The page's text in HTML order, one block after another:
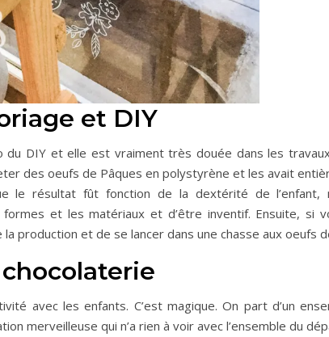
et DIY
du DIY et elle est vraiment très douée dans les
des oeufs de Pâques en polystyrène et les avait
le résultat fût fonction de la dextérité de l’enfant,
et les matériaux et d’être inventif. Ensuite, si
la production et de se lancer dans une chasse aux oeufs
avec les enfants. C’est magique. On part d’un
merveilleuse qui n’a rien à voir avec l’ensemble du